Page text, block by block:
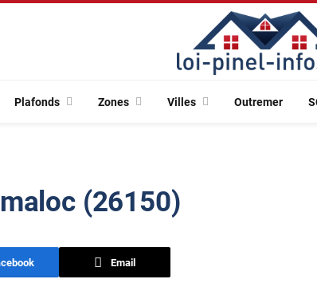
Plafonds Zones Villes Outremer
(26150)
Email